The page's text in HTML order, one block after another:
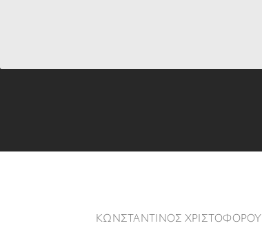
ΚΩΝΣΤΑΝΤΙΝΟΣ ΧΡΙΣΤΟΦΟΡΟΥ